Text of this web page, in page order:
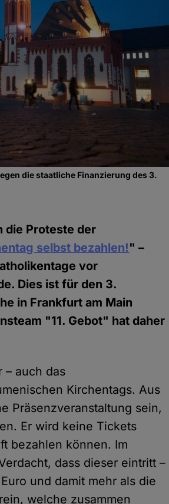
die staatliche Finanzierung des 3.
die Proteste der
selbst bezahlen!" –
vor
Dies ist für den 3.
in Frankfurt am Main
"11. Gebot" hat daher
– auch das
Kirchentags. Aus
Präsenzveranstaltung sein,
Er wird keine Tickets
bezahlen können. Im
dass dieser eintritt –
und damit mehr als die
welche zusammen